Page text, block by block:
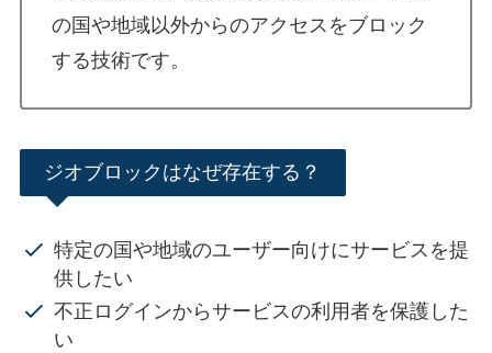
の国や地域以外からのアクセスをブロック
する技術です。
ジオブロックはなぜ存在する？
特定の国や地域のユーザー向けにサービスを提
供したい
不正ログインからサービスの利用者を保護した
い